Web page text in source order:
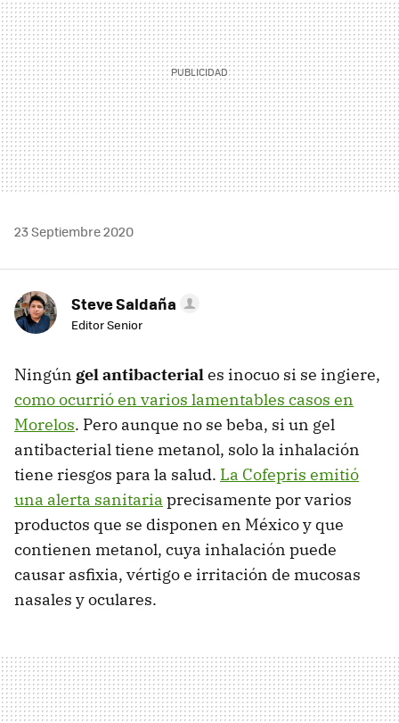
23 Septiembre 2020
Steve Saldaña
Editor Senior
Ningún gel antibacteriales inocuo si se ingiere,
como ocurrió en varios lamentables casos en
Morelos. Pero aunque no se beba, si un gel
antibacterial tiene metanol, solo la inhalación
tiene riesgos para la salud. La Cofepris emitió
una alerta sanitaria precisamente por varios
productos que se disponen en México y que
contienen metanol, cuya inhalación puede
causar asfixia, vértigo e irritación de mucosas
nasales y oculares.